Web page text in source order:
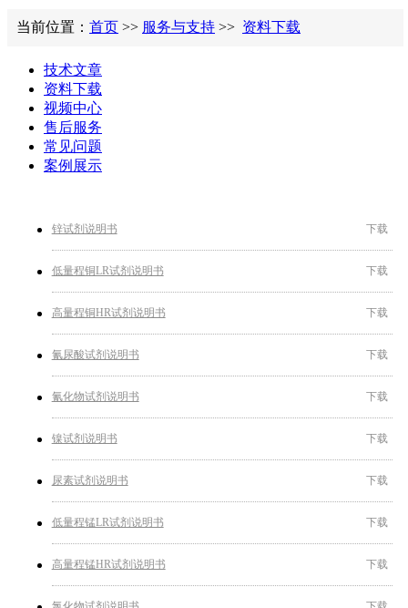
当前位置： 首页 >> 服务与支持 >> 资料下载
技术文章
资料下载
视频中心
售后服务
常见问题
案例展示
锌试剂说明书 下载
低量程铜LR试剂说明书 下载
高量程铜HR试剂说明书 下载
氰尿酸试剂说明书 下载
氰化物试剂说明书 下载
镍试剂说明书 下载
尿素试剂说明书 下载
低量程锰LR试剂说明书 下载
高量程锰HR试剂说明书 下载